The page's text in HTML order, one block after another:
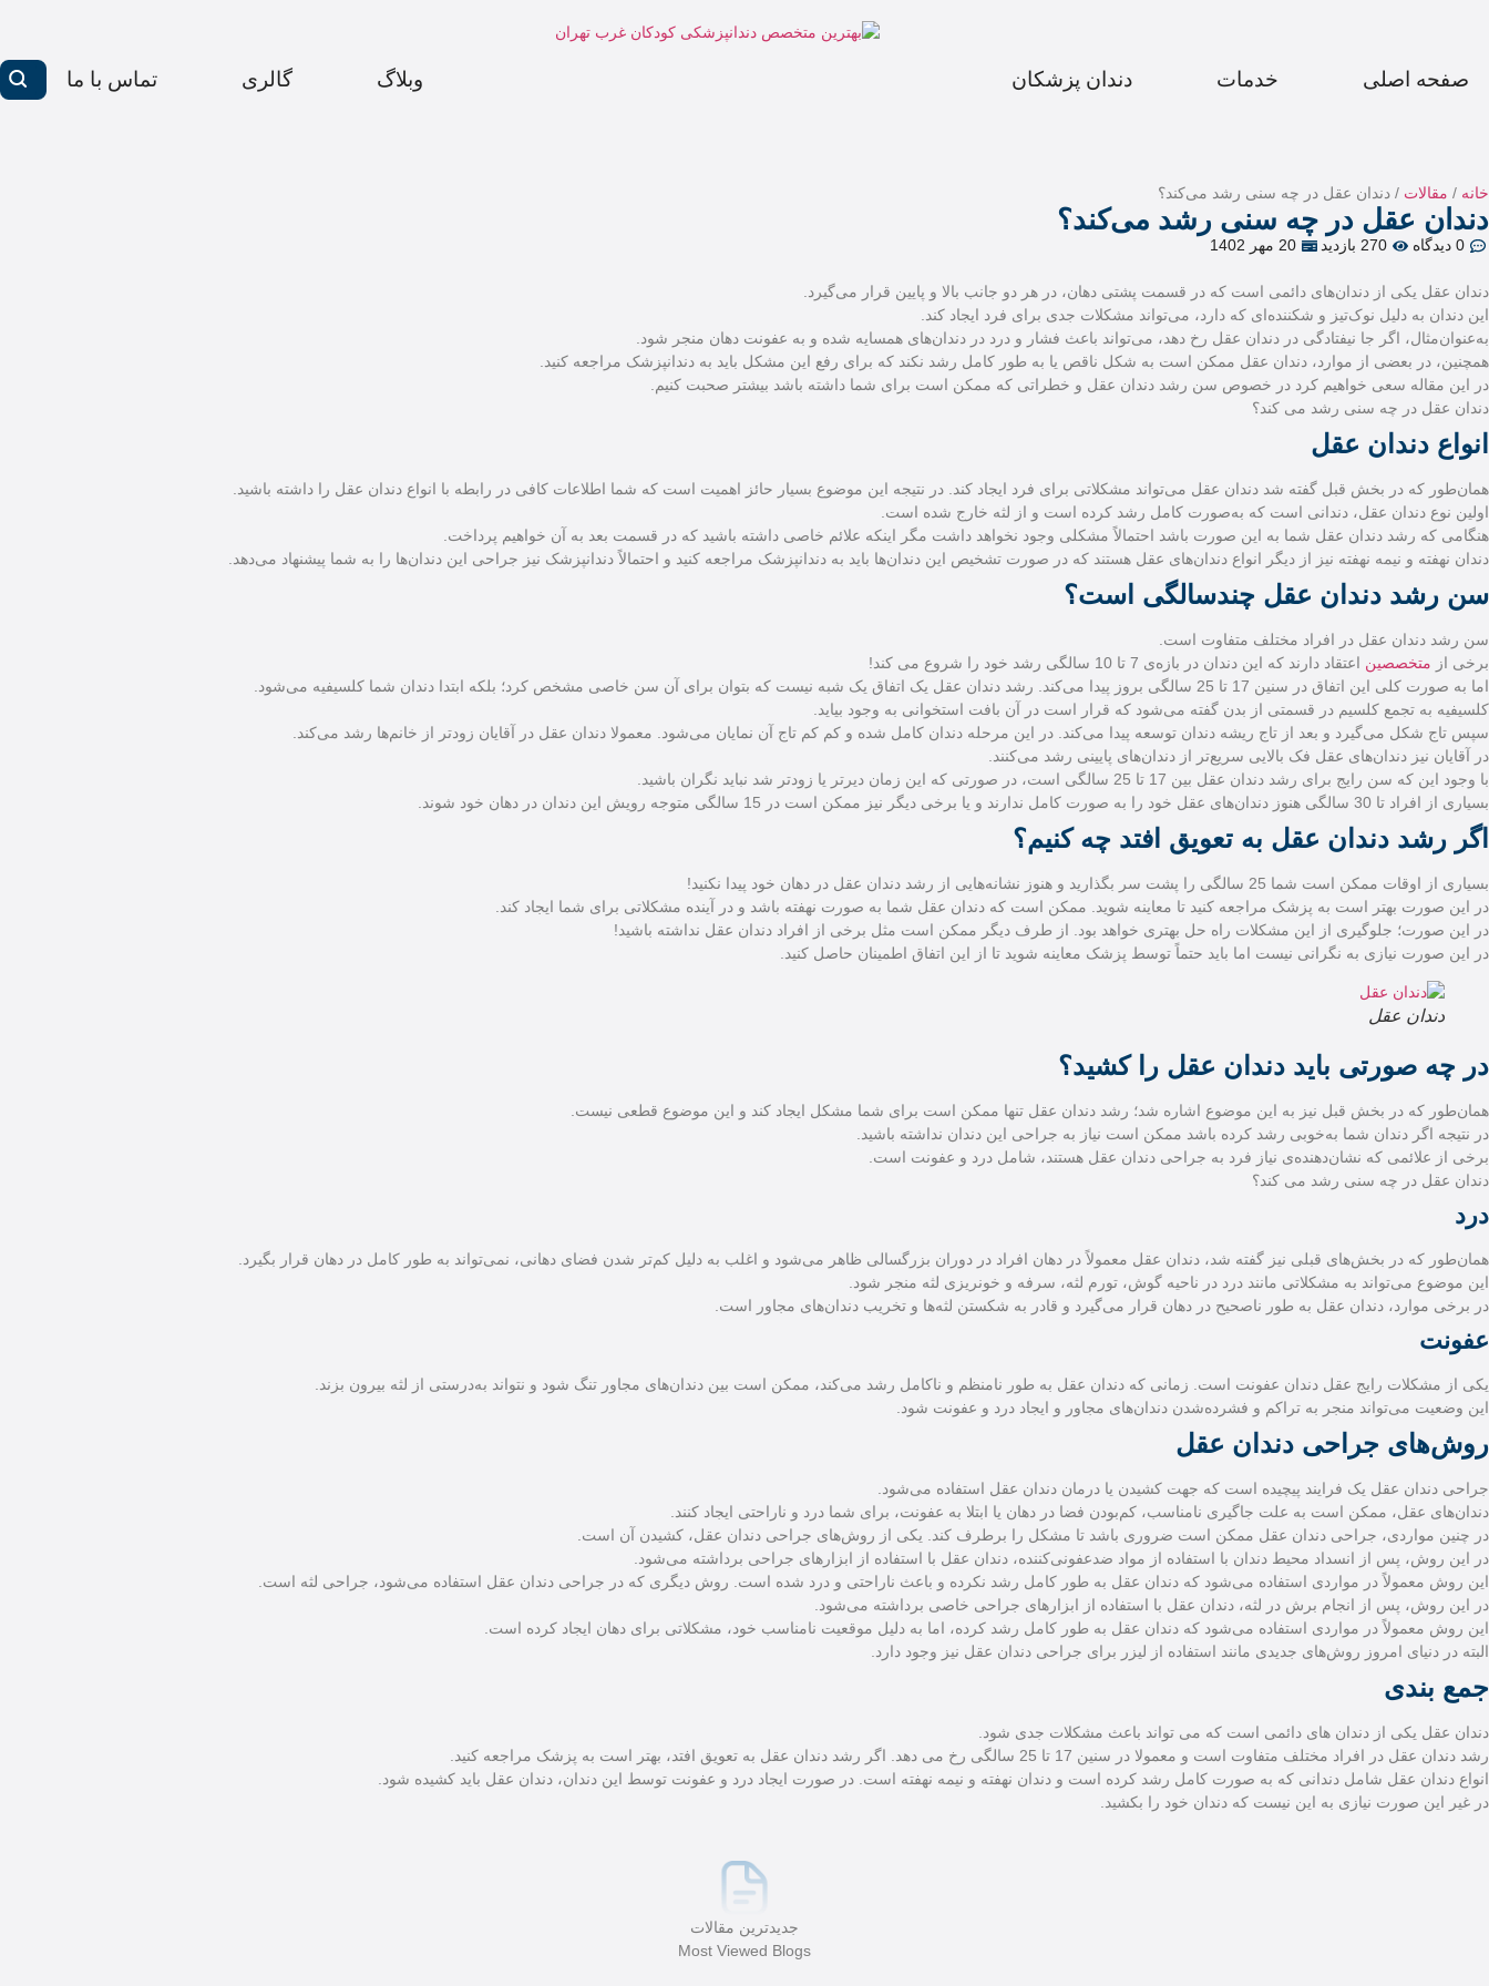
صفحه اصلی خدمات دندان پزشکان وبلاگ گالری تماس با ما
خانه / مقالات / دندان عقل در چه سنی رشد می‌کند؟
دندان عقل در چه سنی رشد می‌کند؟
0 دیدگاه 270 بازدید 20 مهر 1402
دندان عقل یکی از دندان‌های دائمی است که در قسمت پشتی دهان، در هر دو جانب بالا و پایین قرار می‌گیرد.
این دندان به دلیل نوک‌تیز و شکننده‌ای که دارد، می‌تواند مشکلات جدی برای فرد ایجاد کند.
به‌عنوان‌مثال، اگر جا نیفتادگی در دندان عقل رخ دهد، می‌تواند باعث فشار و درد در دندان‌های همسایه شده و به عفونت دهان منجر شود.
همچنین، در بعضی از موارد، دندان عقل ممکن است به شکل ناقص یا به طور کامل رشد نکند که برای رفع این مشکل باید به دندانپزشک مراجعه کنید.
در این مقاله سعی خواهیم کرد در خصوص سن رشد دندان عقل و خطراتی که ممکن است برای شما داشته باشد بیشتر صحبت کنیم.
دندان عقل در چه سنی رشد می کند؟
انواع دندان عقل
همان‌طور که در بخش قبل گفته شد دندان عقل می‌تواند مشکلاتی برای فرد ایجاد کند. در نتیجه این موضوع بسیار حائز اهمیت است که شما اطلاعات کافی در رابطه ‌با انواع دندان عقل را داشته باشید.
اولین نوع دندان عقل، دندانی است که به‌صورت کامل رشد کرده است و از لثه خارج شده است.
هنگامی که رشد دندان عقل شما به این صورت باشد احتمالاً مشکلی وجود نخواهد داشت مگر اینکه علائم خاصی داشته باشید که در قسمت بعد به آن خواهیم پرداخت.
دندان نهفته و نیمه نهفته نیز از دیگر انواع دندان‌های عقل هستند که در صورت تشخیص این دندان‌ها باید به دندانپزشک مراجعه کنید و احتمالاً دندانپزشک نیز جراحی این دندان‌ها را به شما پیشنهاد می‌دهد.
سن رشد دندان عقل چندسالگی است؟
سن رشد دندان عقل در افراد مختلف متفاوت است.
برخی از متخصصین اعتقاد دارند که این دندان در بازه‌ی 7 تا 10 سالگی رشد خود را شروع می کند!
اما به صورت کلی این اتفاق در سنین 17 تا 25 سالگی بروز پیدا می‌کند. رشد دندان عقل یک اتفاق یک شبه نیست که بتوان برای آن سن خاصی مشخص کرد؛ بلکه ابتدا دندان شما کلسیفیه می‌شود.
کلسیفیه به تجمع کلسیم در قسمتی از بدن گفته می‌شود که قرار است در آن بافت استخوانی به وجود بیاید.
سپس تاج شکل می‌گیرد و بعد از تاج ریشه دندان توسعه پیدا می‌کند. در این مرحله دندان کامل شده و کم کم تاج آن نمایان می‌شود. معمولا دندان عقل در آقایان زودتر از خانم‌ها رشد می‌کند.
در آقایان نیز دندان‌های عقل فک بالایی سریع‌تر از دندان‌های پایینی رشد می‌کنند.
با وجود این که سن رایج برای رشد دندان عقل بین 17 تا 25 سالگی است، در صورتی که این زمان دیرتر یا زودتر شد نباید نگران باشید.
بسیاری از افراد تا 30 سالگی هنوز دندان‌های عقل خود را به صورت کامل ندارند و یا برخی دیگر نیز ممکن است در 15 سالگی متوجه رویش این دندان در دهان خود شوند.
اگر رشد دندان عقل به تعویق افتد چه کنیم؟
بسیاری از اوقات ممکن است شما 25 سالگی را پشت سر بگذارید و هنوز نشانه‌هایی از رشد دندان عقل در دهان خود پیدا نکنید!
در این صورت بهتر است به پزشک مراجعه کنید تا معاینه شوید. ممکن است که دندان عقل شما به صورت نهفته باشد و در آینده مشکلاتی برای شما ایجاد کند.
در این صورت؛ جلوگیری از این مشکلات راه حل بهتری خواهد بود. از طرف دیگر ممکن است مثل برخی از افراد دندان عقل نداشته باشید!
در این صورت نیازی به نگرانی نیست اما باید حتماً توسط پزشک معاینه شوید تا از این اتفاق اطمینان حاصل کنید.
دندان عقل
در چه صورتی باید دندان عقل را کشید؟
همان‌طور که در بخش قبل نیز به این موضوع اشاره شد؛ رشد دندان عقل تنها ممکن است برای شما مشکل ایجاد کند و این موضوع قطعی نیست.
در نتیجه اگر دندان شما به‌خوبی رشد کرده باشد ممکن است نیاز به جراحی این دندان نداشته باشید.
برخی از علائمی که نشان‌دهنده‌ی نیاز فرد به جراحی دندان عقل هستند، شامل درد و عفونت است.
دندان عقل در چه سنی رشد می کند؟
درد
همان‌طور که در بخش‌های قبلی نیز گفته شد، دندان عقل معمولاً در دهان افراد در دوران بزرگسالی ظاهر می‌شود و اغلب به دلیل کم‌تر شدن فضای دهانی، نمی‌تواند به طور کامل در دهان قرار بگیرد.
این موضوع می‌تواند به مشکلاتی مانند درد در ناحیه گوش، تورم لثه، سرفه و خونریزی لثه منجر شود.
در برخی موارد، دندان عقل به طور ناصحیح در دهان قرار می‌گیرد و قادر به شکستن لثه‌ها و تخریب دندان‌های مجاور است.
عفونت
یکی از مشکلات رایج عقل دندان عفونت است. زمانی که دندان عقل به طور نامنظم و ناکامل رشد می‌کند، ممکن است بین دندان‌های مجاور تنگ شود و نتواند به‌درستی از لثه بیرون بزند.
این وضعیت می‌تواند منجر به تراکم و فشرده‌شدن دندان‌های مجاور و ایجاد درد و عفونت شود.
روش‌های جراحی دندان عقل
جراحی دندان عقل یک فرایند پیچیده است که جهت کشیدن یا درمان دندان عقل استفاده می‌شود.
دندان‌های عقل، ممکن است به علت جاگیری نامناسب، کم‌بودن فضا در دهان یا ابتلا به عفونت، برای شما درد و ناراحتی ایجاد کنند.
در چنین مواردی، جراحی دندان عقل ممکن است ضروری باشد تا مشکل را برطرف کند. یکی از روش‌های جراحی دندان عقل، کشیدن آن است.
در این روش، پس از انسداد محیط دندان با استفاده از مواد ضدعفونی‌کننده، دندان عقل با استفاده از ابزارهای جراحی برداشته می‌شود.
این روش معمولاً در مواردی استفاده می‌شود که دندان عقل به طور کامل رشد نکرده و باعث ناراحتی و درد شده است. روش دیگری که در جراحی دندان عقل استفاده می‌شود، جراحی لثه است.
در این روش، پس از انجام برش در لثه، دندان عقل با استفاده از ابزارهای جراحی خاصی برداشته می‌شود.
این روش معمولاً در مواردی استفاده می‌شود که دندان عقل به طور کامل رشد کرده، اما به دلیل موقعیت نامناسب خود، مشکلاتی برای دهان ایجاد کرده است.
البته در دنیای امروز روش‌های جدیدی مانند استفاده از لیزر برای جراحی دندان عقل نیز وجود دارد.
جمع بندی
دندان عقل یکی از دندان های دائمی است که می تواند باعث مشکلات جدی شود.
رشد دندان عقل در افراد مختلف متفاوت است و معمولا در سنین 17 تا 25 سالگی رخ می دهد. اگر رشد دندان عقل به تعویق افتد، بهتر است به پزشک مراجعه کنید.
انواع دندان عقل شامل دندانی که به صورت کامل رشد کرده است و دندان نهفته و نیمه نهفته است. در صورت ایجاد درد و عفونت توسط این دندان، دندان عقل باید کشیده شود.
در غیر این صورت نیازی به این نیست که دندان خود را بکشید.
جدیدترین مقالات
Most Viewed Blogs